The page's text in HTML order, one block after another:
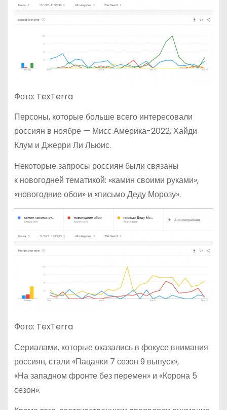
Фото: TexTerra
Персоны, которые больше всего интересовали
россиян в ноябре — Мисс Америка-2022, Хайди
Клум и Джерри Ли Льюис.
Некоторые запросы россиян были связаны
к новогодней тематикой: «камин своими руками»,
«новогодние обои» и «письмо Деду Морозу».
Фото: TexTerra
Сериалами, которые оказались в фокусе внимания
россиян, стали «Пацанки 7 сезон 9 выпуск»,
«На западном фронте без перемен» и «Корона 5
сезон».